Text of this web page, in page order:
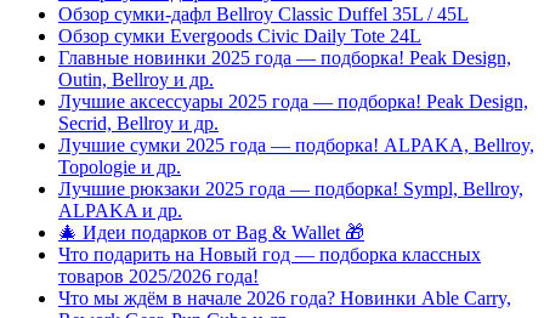
Обзор сумки-дафл Bellroy Classic Duffel 35L / 45L
Обзор сумки Evergoods Civic Daily Tote 24L
Главные новинки 2025 года — подборка! Peak Design,
Outin, Bellroy и др.
Лучшие аксессуары 2025 года — подборка! Peak Design,
Secrid, Bellroy и др.
Лучшие сумки 2025 года — подборка! ALPAKA, Bellroy,
Topologie и др.
Лучшие рюкзаки 2025 года — подборка! Sympl, Bellroy,
ALPAKA и др.
🎄 Идеи подарков от Bag & Wallet 🎁
Что подарить на Новый год — подборка классных
товаров 2025/2026 года!
Что мы ждём в начале 2026 года? Новинки Able Carry,